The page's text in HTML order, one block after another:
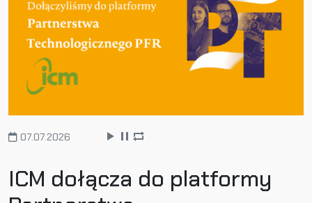
07.07.2026
ICM dołącza do platformy